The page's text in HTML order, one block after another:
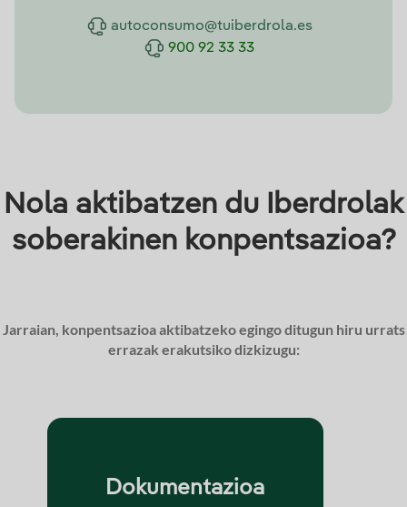
autoconsumo@tuiberdrola.es
900 92 33 33
Nola aktibatzen du Iberdrolak
soberakinen konpentsazioa?
Jarraian, konpentsazioa aktibatzeko egingo ditugun hiru urrats
errazak erakutsiko dizkizugu:
Dokumentazioa